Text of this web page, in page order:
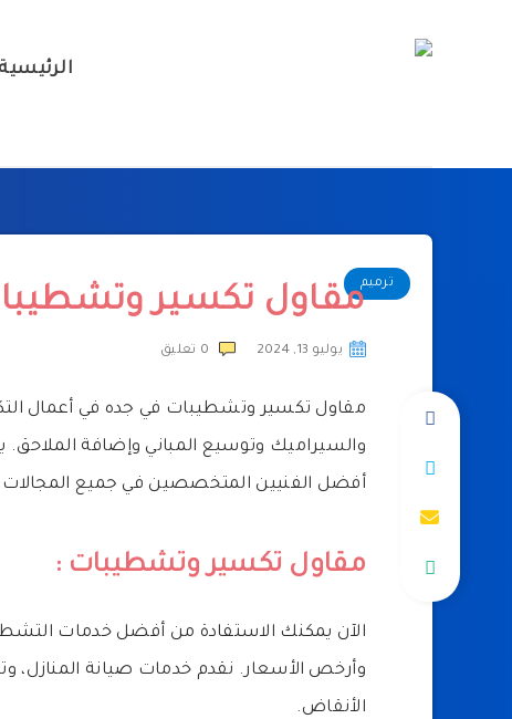
الرئيسية
ترميم
مقاول تكسير
يوليو 13, 2024 0 تعليق
مقاول تكسير وتشطيبات في جده في أعمال
والسيراميك وتوسيع المباني وإضافة
أفضل الفنيين المتخصصين في جميع
مقاول تكسير وتشطيبات :
الآن يمكنك الاستفادة من أفضل خدمات
وأرخص الأسعار. نقدم خدمات صيانة المنازل،
الأنقاض.